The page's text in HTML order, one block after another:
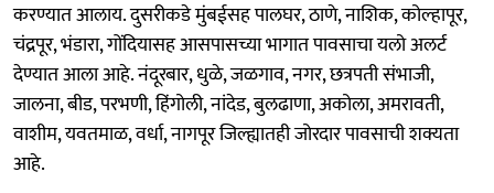
करण्यात आलाय. दुसरीकडे मुंबईसह पालघर, ठाणे, नाशिक, कोल्हापूर,
चंद्रपूर, भंडारा, गोंदियासह आसपासच्या भागात पावसाचा यलो अलर्ट
देण्यात आला आहे. नंदूरबार, धुळे, जळगाव, नगर, छत्रपती संभाजी,
जालना, बीड, परभणी, हिंगोली, नांदेड, बुलढाणा, अकोला, अमरावती,
वाशीम, यवतमाळ, वर्धा, नागपूर जिल्ह्यातही जोरदार पावसाची शक्यता
आहे.